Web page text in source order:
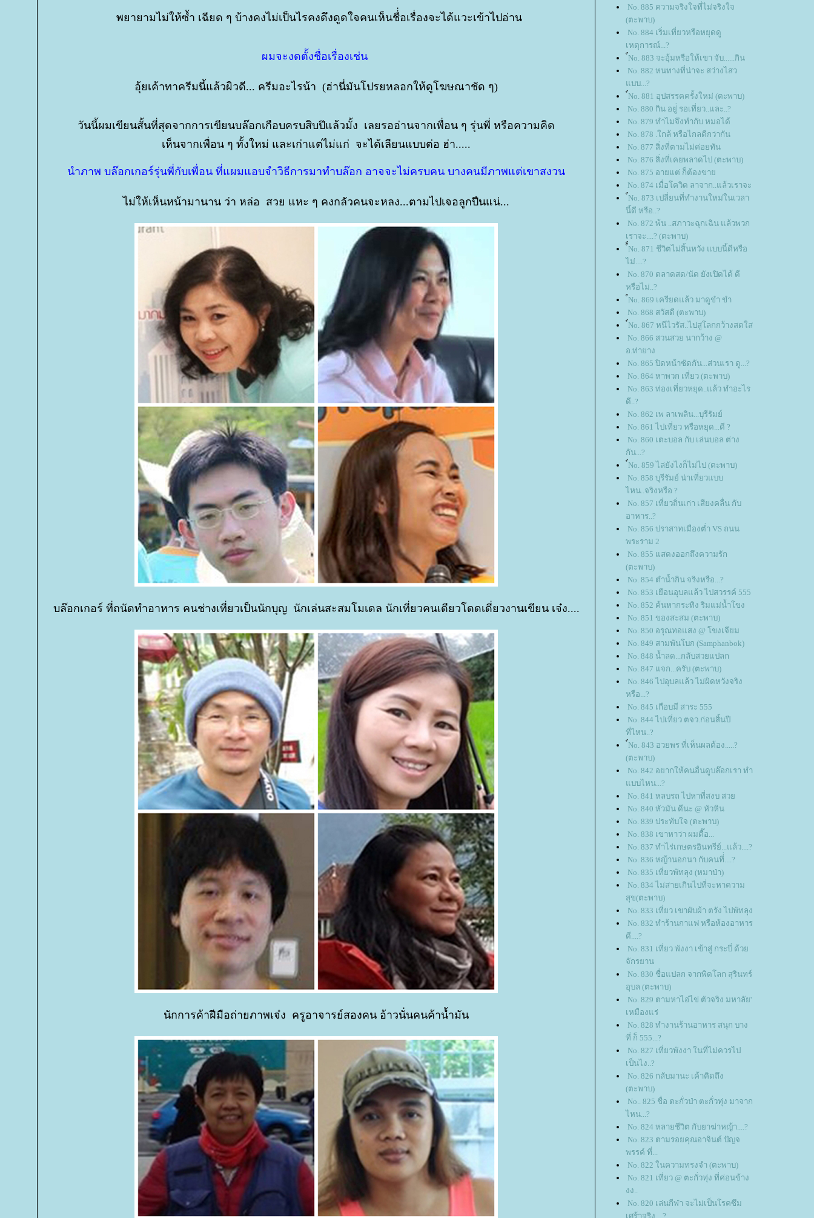
พยายามไม่ให้ซ้ำ เฉียด ๆ บ้างคงไม่เป็นไรคงดึงดูดใจคนเห็นชื่่อเรื่องจะได้แวะเข้าไปอ่าน
ผมจะงดตั้งชื่อเรื่องเช่น
อุ้ยเค้าทาครีมนี้แล้วผิวดี... ครีมอะไรน้า (ฮ่านี่มันโปรยหลอกให้ดูโฆษณาชัด ๆ)
วันนี้ผมเขียนสั้นที่สุดจากการเขียนบล๊อกเกือบครบสิบปีแล้วมั้ง เลยรออ่านจากเพื่อน ๆ รุ่นพี่ หรือความคิด
เห็นจากเพื่อน ๆ ทั้งใหม่ และเก่าแต่ไม่แก่ จะได้เลียนแบบต่อ ฮ่า.....
นำภาพ บล๊อกเกอร์รุ่นพี่กับเพื่อน ที่แผมแอบจำวิธีการมาทำบล๊อก อาจจะไม่ครบคน บางคนมีภาพแต่เขาสงวน
ไม่ให้เห็นหน้ามานาน ว่า หล่อ สวย แหะ ๆ คงกลัวคนจะหลง...ตามไปเจอลูกปืนแน่...
บล๊อกเกอร์ ที่ถนัดทำอาหาร คนช่างเที่ยวเป็นนักบุญ นักเล่นสะสมโมเดล นักเที่ยวคนเดียวโดดเดี่ยวงานเขียน เจ๋ง....
นักการค้าฝีมือถ่ายภาพเจ๋ง ครูอาจารย์สองคน อ้าวนั่นคนค้าน้ำมัน
No. 885 ความจริงใจที่ไม่จริงใจ
(ตะพาบ)
No. 884 เริ่มเที่ยวหรือหยุดดู
เหตุการณ์...?
์No. 883 จะอุ้มหรือให้เขา จับ......กิน
No. 882 หนทางที่น่าจะ สว่างไสว
บบ...?
์No. 881 อุปสรรคครั้งใหม่ (ตะพาบ)
No. 880 กิน อยู่่ รอเที่ยว..และ..?
No. 879 ทำไมจึงทำกับ หมอได้
No. 878 .ใกล้ หรือไกลดีกว่ากัน
No. 877 สิ่งที่ตามไม่ค่อยทัน
No. 876 สิ่งที่เคยพลาดไป (ตะพาบ)
No. 875 อายแต่ ก็ต้องขา
No. 874 เมื่อโควิด ลาจาก..แล้วเราจะ
์No. 873 เปลี่ยนที่ทำงานใหม่ในเวลา
นี้ดี หรือ..?
No. 872 พ้น ..สภาวะฉุกเฉิน แล้วพวก
เราจะ....? (ตะพาบ)
์์No. 871 ชีวิตไม่สิ้นหวัง แบบนี้ดีหรือ
ไม่....?
No. 870 ตลาดสด/นัด ยังเปิดได้ ดี
หรือไม่..?
์No. 869 เครียดแล้ว มาดูขำ ขำ
No. 868 สวัสดี (ตะพาบ)
์No. 867 หนีไวรัส..ไปสู่โลกกว้างสดใส
No. 866 สวนสวย นากว้าง @
อ.ท่ายาง
No. 865 ปิดหน้าซัดกัน...ส่วนเรา ดู...?
No. 864 หาพวก เที่ยว (ตะพาบ)
No. 863 ท่องเที่ยวหยุด..แล้ว ทำอะไร
ดี..?
No. 862 เพ ลาเพลิน...บุรีรัมย์
No. 861 ไปเที่ยว หรือหยุด...ดี ?
No. 860 เตะบอล กับ เล่นบอล ต่าง
กัน...?
์No. 859 ไล่ยังไงก็ไม่ไป (ตะพาบ)
No. 858 บุรีรัมย์ น่าเที่ยวแบบ
ไหน..จริงหรือ ?
No. 857 เที่ยวถิ่นเก่า เสียงคลื่น กับ
อาหาร..?
No. 856 ปราสาทเมืองต่ำ VS ถนน
พระราม 2
No. 855 แสดงออกถึงความรัก
(ตะพาบ)
No. 854 ตำน้ำกิน จริงหรือ...?
No. 853 เยือนอุบลแล้ว ไปสวรรค์ 555
No. 852 ค้นหากระทิง ริมแม่น้ำโขง
No. 851 ของสะสม (ตะพาบ)
No. 850 อรุณทอแสง @ โขงเจียม
No. 849 สามพันโบก (Samphanbok)
No. 848 น้ำลด...กลับสวยแปลก
No. 847 แจก...ครับ (ตะพาบ)
No. 846 ไปอุบลแล้ว ไม่ผิดหวังจริง
หรือ...?
No. 845 เกือบมี สาระ 555
No. 844 ไปเที่ยว ตจว.ก่อนสิ้นปี
ที่ไหน..?
์No. 843 อวยพร ที่เห็นผลต้อง.....?
(ตะพาบ)
No. 842 อยากให้คนอื่นดูบล๊อกเรา ทำ
บบไหน...?
No. 841 หลบรถ ไปหาที่สงบ สว
No. 840 หัวมัน ดีนะ @ หัวหิน
No. 839 ประทับใจ (ตะพาบ)
No. 838 เขาหาว่า ผมตื๊อ...
No. 837 ทำไร่เกษตรอินทรีย์...แล้ว....?
No. 836 หญ้านอกนา กับคนที่่....?
No. 835 เที่ยวพัทลุง (หมาป่า)
No. 834 ไม่สายเกินไปที่จะหาความ
สุข(ตะพาบ)
No. 833 เที่ยว เขาผับผ้า ตรัง ไปพัทลุง
No. 832 ทำร้านกาแฟ หรือห้องอาหาร
ดี....?
No. 831 เที่ยว พังงา เข้าสู่ กระบี่ ด้ว
จักรยาน
No. 830 ชื่อแปลก จากพิดโลก สุรินทร์
อุบล (ตะพาบ)
No. 829 ตามหาไอ่ไข่ ตัวจริง มหาลัย'
เหมืองแร่
No. 828 ทำงานร้านอาหาร สนุก บาง
ที่ ก็ 555...?
No. 827 เที่ยวพังงา ในที่ไม่ควรไป
เป็นไง..?
No. 826 กลับมานะ เค้าคิดถึง
(ตะพาบ)
No.. 825 ชื่อ ตะกั่วป่า ตะกั่วทุ่ง มาจาก
ไหน...?
No. 824 หลายชีวิต กับยาฆ่าหญ้า....?
No. 823 ตามรอยคุณอาจินต์ ปัญจ
พรรค์ ที่...
No. 822 ในความทรงจำ (ตะพาบ)
No. 821 เที่ยว @ ตะกั่วทุ่ง ที่ค่อนข้าง
งง..
No. 820 เล่นกีฬา จะไม่เป็นโรคซึม
เศร้าจริง....?